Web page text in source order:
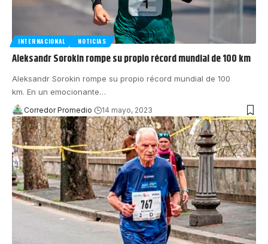
INTERNACIONAL NOTICIAS
Aleksandr Sorokin rompe su propio récord mundial de 100 km
Aleksandr Sorokin rompe su propio récord mundial de 100
km. En un emocionante…
Corredor Promedio 14 mayo, 2023